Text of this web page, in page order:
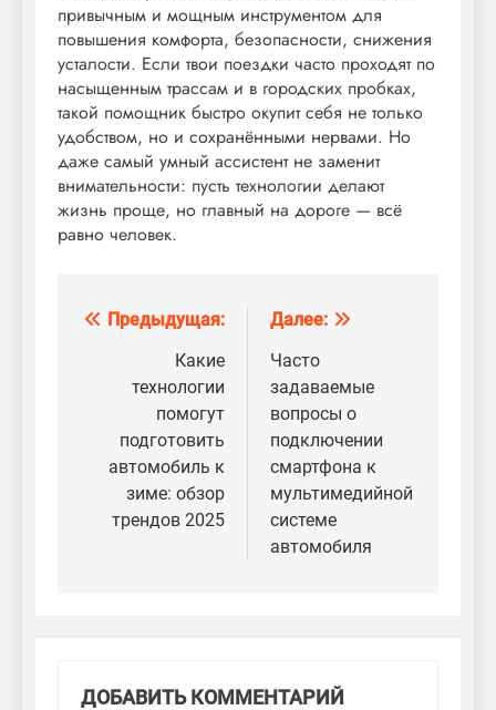
привычным и мощным инструментом для
повышения комфорта, безопасности, снижения
усталости. Если твои поездки часто проходят по
насыщенным трассам и в городских пробках,
такой помощник быстро окупит себя не только
удобством, но и сохранёнными нервами. Но
даже самый умный ассистент не заменит
внимательности: пусть технологии делают
жизнь проще, но главный на дороге — всё
равно человек.
Навигация
записям
Предыдущая:
Какие
технологии
помогут
подготовить
автомобиль к
зиме: обзор
трендов 2025
Далее:
Часто
задаваемые
вопросы о
подключении
смартфона к
мультимедийной
системе
автомобиля
ДОБАВИТЬ КОММЕНТАРИЙ